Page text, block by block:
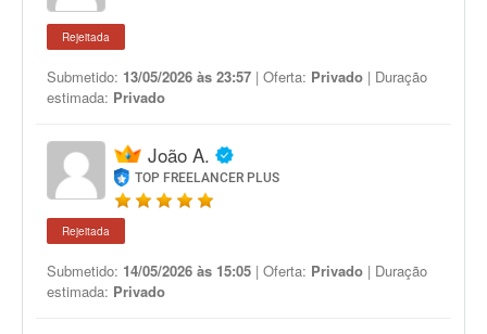
Rejeitada
Submetido: 13/05/2026 às 23:57 | Oferta: Privado | Duração
estimada: Privado
João A.
TOP FREELANCER PLUS
Rejeitada
Submetido: 14/05/2026 às 15:05 | Oferta: Privado | Duração
estimada: Privado